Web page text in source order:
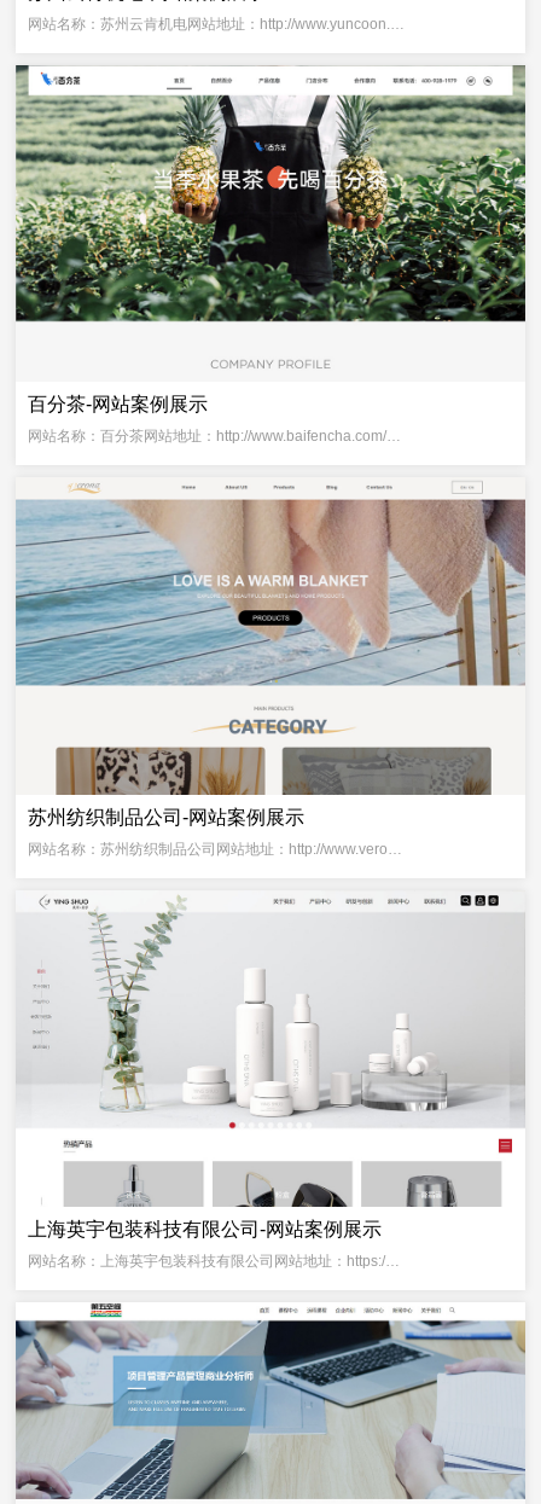
网站名称：苏州云肯机电网站地址：http://www.yuncoon.…
百分茶-网站案例展示
网站名称：百分茶网站地址：http://www.baifencha.com/…
苏州纺织制品公司-网站案例展示
网站名称：苏州纺织制品公司网站地址：http://www.vero…
上海英宇包装科技有限公司-网站案例展示
网站名称：上海英宇包装科技有限公司网站地址：https:/…